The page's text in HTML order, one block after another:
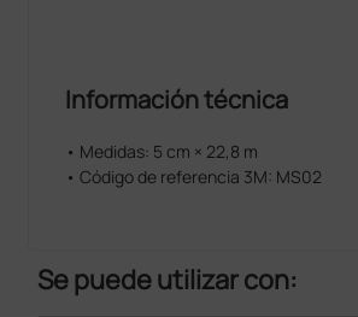
Información técnica
• Medidas: 5 cm × 22,8 m
• Código de referencia 3M: MS02
Se puede utilizar con: